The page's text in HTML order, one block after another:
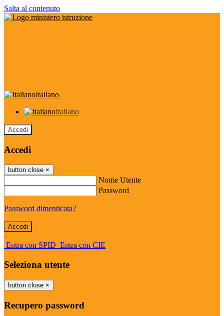
Salta al contenuto
Italiano
Italiano
Accedi
Accedi
button close ×
Nome Utente
Password
Password dimenticata?
-
Entra con SPID Entra con CIE
Seleziona utente
button close ×
Recupero password